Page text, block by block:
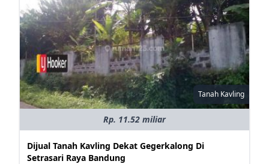
Tanah Kavling
Rp. 11.52 miliar
Dijual Tanah Kavling Dekat Gegerkalong Di
Setrasari Raya Bandung